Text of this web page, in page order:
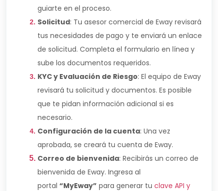
guiarte en el proceso.
Solicitud: Tu asesor comercial de Eway revisará
tus necesidades de pago y te enviará un enlace
de solicitud. Completa el formulario en línea y
sube los documentos requeridos.
KYC y Evaluación de Riesgo: El equipo de Eway
revisará tu solicitud y documentos. Es posible
que te pidan información adicional si es
necesario.
Configuración de la cuenta: Una vez
aprobada, se creará tu cuenta de Eway.
Correo de bienvenida: Recibirás un correo de
bienvenida de Eway. Ingresa al
portal “MyEway” para generar tu clave API y